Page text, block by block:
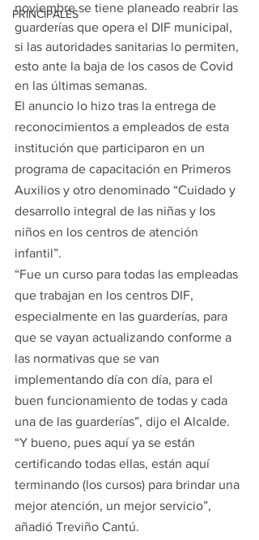
PRINCIPALES
noviembre se tiene planeado reabrir las
guarderías que opera el DIF municipal,
si las autoridades sanitarias lo permiten,
esto ante la baja de los casos de Covid
en las últimas semanas.
El anuncio lo hizo tras la entrega de
reconocimientos a empleados de esta
institución que participaron en un
programa de capacitación en Primeros
Auxilios y otro denominado “Cuidado y
desarrollo integral de las niñas y los
niños en los centros de atención
infantil”.
“Fue un curso para todas las empleadas
que trabajan en los centros DIF,
especialmente en las guarderías, para
que se vayan actualizando conforme a
las normativas que se van
implementando día con día, para el
buen funcionamiento de todas y cada
una de las guarderías”, dijo el Alcalde.
“Y bueno, pues aquí ya se están
certificando todas ellas, están aquí
terminando (los cursos) para brindar una
mejor atención, un mejor servicio”,
añadió Treviño Cantú.